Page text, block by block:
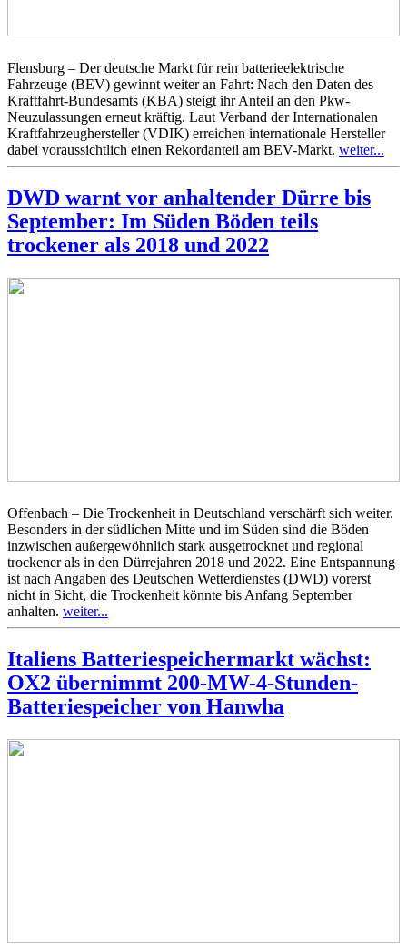
Flensburg – Der deutsche Markt für rein batterieelektrische
Fahrzeuge (BEV) gewinnt weiter an Fahrt: Nach den Daten des
Kraftfahrt-Bundesamts (KBA) steigt ihr Anteil an den Pkw-
Neuzulassungen erneut kräftig. Laut Verband der Internationalen
Kraftfahrzeughersteller (VDIK) erreichen internationale Hersteller
dabei voraussichtlich einen Rekordanteil am BEV-Markt. weiter...
DWD warnt vor anhaltender Dürre bis
September: Im Süden Böden teils
trockener als 2018 und 2022
Offenbach – Die Trockenheit in Deutschland verschärft sich weiter.
Besonders in der südlichen Mitte und im Süden sind die Böden
inzwischen außergewöhnlich stark ausgetrocknet und regional
trockener als in den Dürrejahren 2018 und 2022. Eine Entspannung
ist nach Angaben des Deutschen Wetterdienstes (DWD) vorerst
nicht in Sicht, die Trockenheit könnte bis Anfang September
anhalten. weiter...
Italiens Batteriespeichermarkt wächst:
OX2 übernimmt 200-MW-4-Stunden-
Batteriespeicher von Hanwha